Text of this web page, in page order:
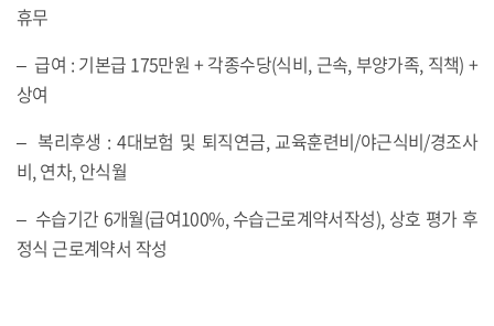
휴무
– 급여 : 기본급 175만원 + 각종수당(식비, 근속, 부양가족, 직책) +
상여
– 복리후생 : 4대보험 및 퇴직연금, 교육훈련비/야근식비/경조사
비, 연차, 안식월
– 수습기간 6개월(급여100%, 수습근로계약서작성), 상호 평가 후
정식 근로계약서 작성